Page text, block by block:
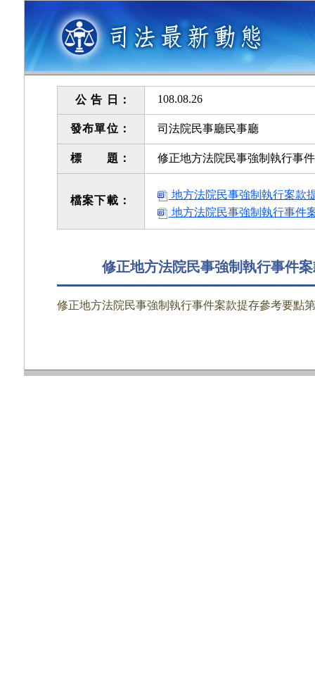
公 告 日： 108.08.26
發布單位： 司法院民事廳民事廳
標 題： 修正地方法院民事強制執行事
檔案下載：
地方法院民事強制執行案款
地方法院民事強制執行事件
修正地方法院民事強制執行事件
修正地方法院民事強制執行事件案款提存參考要點